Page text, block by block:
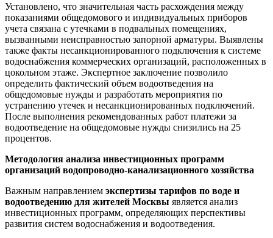
Установлено, что значительная часть расхождения между
показаниями общедомового и индивидуальных приборов
учета связана с утечками в подвальных помещениях,
вызванными неисправностью запорной арматуры. Выявлены
также факты несанкционированного подключения к системе
водоснабжения коммерческих организаций, расположенных в
цокольном этаже. Экспертное заключение позволило
определить фактический объем водоотведения на
общедомовые нужды и разработать мероприятия по
устранению утечек и несанкционированных подключений.
После выполнения рекомендованных работ платежи за
водоотведение на общедомовые нужды снизились на 25
процентов.
Методология анализа инвестиционных программ
организаций водопроводно-канализационного хозяйства
Важным направлением экспертизы тарифов по воде и
водоотведению для жителей Москвы является анализ
инвестиционных программ, определяющих перспективы
развития систем водоснабжения и водоотведения.